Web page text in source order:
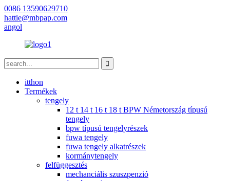
0086 13590629710
hattie@mbpap.com
angol
itthon
Termékek
tengely
12 t 14 t 16 t 18 t BPW Németország típusú
tengely
bpw típusú tengelyrészek
fuwa tengely
fuwa tengely alkatrészek
kormánytengely
felfüggesztés
mechanciális szuszpenzió